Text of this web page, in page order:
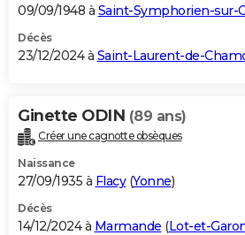
09/09/1948 à Saint-Symphorien-sur-
Décès
23/12/2024 à Saint-Laurent-de-
Ginette ODIN (89 ans)
Créer une cagnotte obsèques
Naissance
27/09/1935 à Flacy(Yonne)
Décès
14/12/2024 à Marmande (Lot-et-